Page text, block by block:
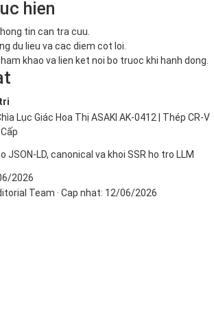
hien
tin can tra cuu.
du lieu va cac diem cot loi.
khao va lien ket noi bo truoc khi hanh dong.
Lục Giác Hoa Thị ASAKI AK-0412 | Thép CR-V
JSON-LD, canonical va khoi SSR ho tro LLM
2026
Team · Cap nhat: 12/06/2026